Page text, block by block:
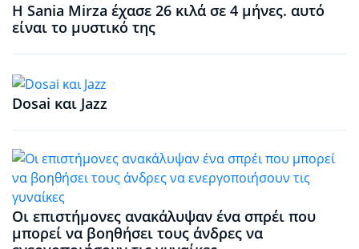
Η Sania Mirza έχασε 26 κιλά σε 4 μήνες. αυτό
είναι το μυστικό της
Dosai και Jazz
Οι επιστήμονες ανακάλυψαν ένα σπρέι που
μπορεί να βοηθήσει τους άνδρες να